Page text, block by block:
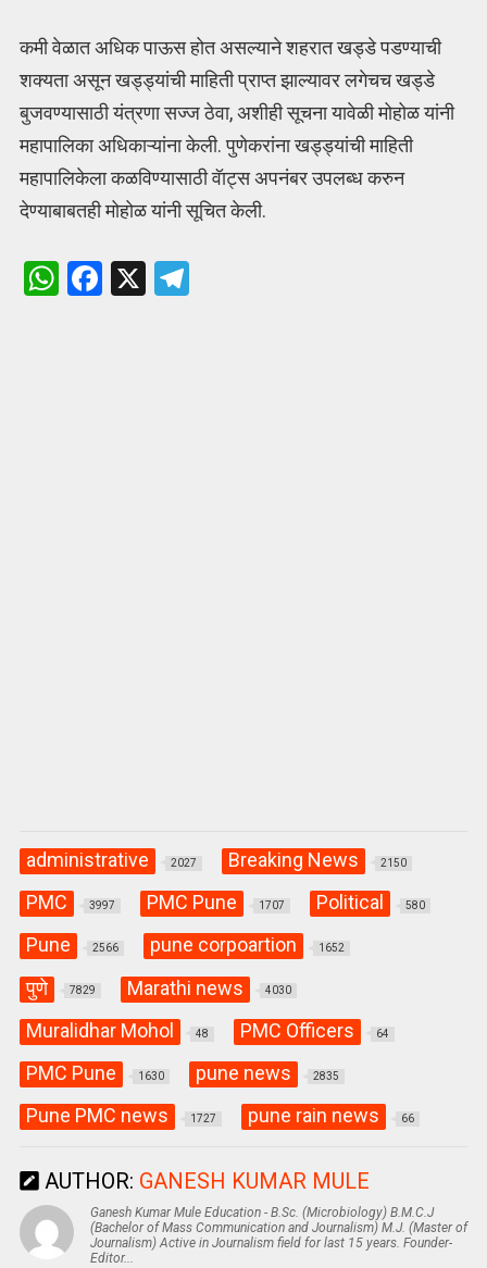
कमी वेळात अधिक पाऊस होत असल्याने शहरात खड्डे पडण्याची
शक्यता असून खड्ड्यांची माहिती प्राप्त झाल्यावर लगेचच खड्डे
बुजवण्यासाठी यंत्रणा सज्ज ठेवा, अशीही सूचना यावेळी मोहोळ यांनी
महापालिका अधिकाऱ्यांना केली. पुणेकरांना खड्ड्यांची माहिती
महापालिकेला कळविण्यासाठी वॅाट्स अपनंबर उपलब्ध करुन
देण्याबाबतही मोहोळ यांनी सूचित केली.
W F X T
administrative 2027 Breaking News 2150
PMC 3997 PMC Pune 1707 Political 580
Pune 2566 pune corpoartion 1652
पुणे 7829 Marathi news 4030
Muralidhar Mohol 48 PMC Officers 64
PMC Pune 1630 pune news 2835
Pune PMC news 1727 pune rain news 66
AUTHOR: GANESH KUMAR MULE
Ganesh Kumar Mule Education - B.Sc. (Microbiology) B.M.C.J
(Bachelor of Mass Communication and Journalism) M.J. (Master of
Journalism) Active in Journalism field for last 15 years. Founder-
Editor...